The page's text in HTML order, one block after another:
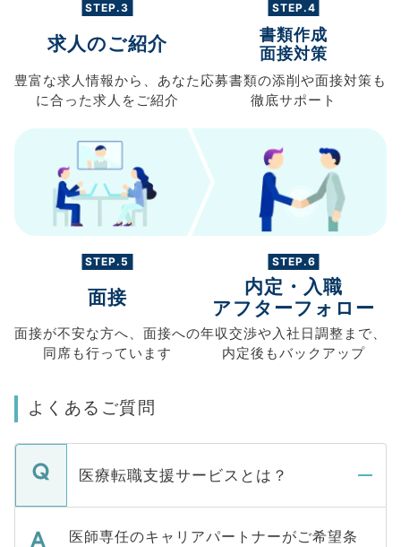
STEP.3
求人のご紹介
豊富な求人情報から、 あなた
に合った求人を ご紹介
STEP.4
書類作成
面接対策
応募書類の添削や面接対策も
徹底サポート
STEP.5
面接
面接が不安な方へ、 面接への
同席も行っています
STEP.6
内定・入職
アフターフォロー
年収交渉や入社日調整まで、
内定後もバックアップ
よくあるご質問
医療転職支援サービスとは？
医師専任のキャリアパートナーがご希望条